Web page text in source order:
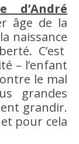
d’André
âge de la
naissance
C’est
– l’enfant
le mal
grandes
grandir.
pour cela